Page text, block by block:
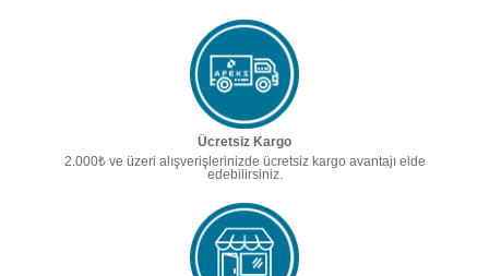
Ücretsiz Kargo
2.000₺ ve üzeri alışverişlerinizde ücretsiz kargo avantajı elde
edebilirsiniz.